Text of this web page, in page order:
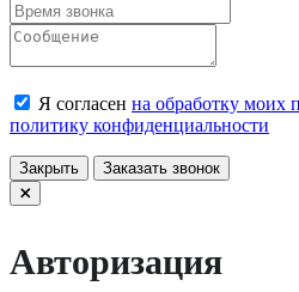
Я согласен на обработку моих
политику конфиденциальности
Закрыть Заказать звонок
Авторизация